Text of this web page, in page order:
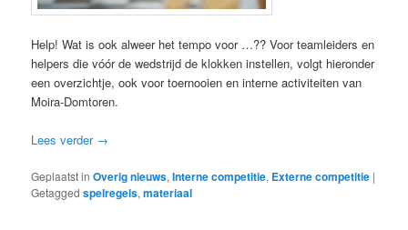
Help! Wat is ook alweer het tempo voor …?? Voor teamleiders en
helpers die vóór de wedstrijd de klokken instellen, volgt hieronder
een overzichtje, ook voor toernooien en interne activiteiten van
Moira-Domtoren.
Lees verder →
Geplaatst in Overig nieuws,Interne competitie, Externe competitie |
Getagged spelregels,materiaal